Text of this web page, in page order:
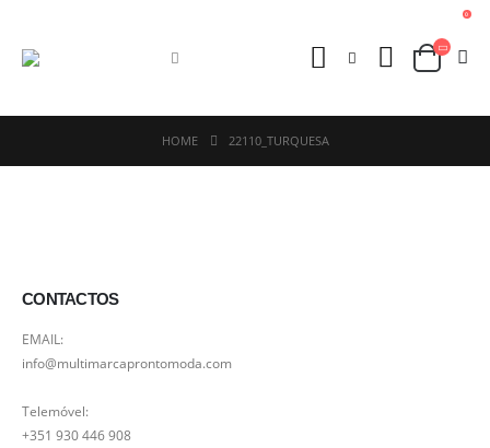
0
HOME 22110_TURQUESA
CONTACTOS
EMAIL:
info@multimarcaprontomoda.com
Telemóvel:
+351 930 446 908